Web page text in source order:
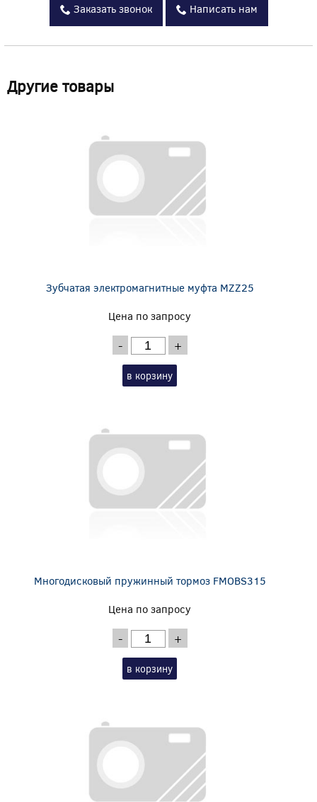
Заказать звонок Написать нам
Другие товары
Зубчатая электромагнитные муфта MZZ25
Цена по запросу
- +
в корзину
Многодисковый пружинный тормоз FMOBS315
Цена по запросу
- +
в корзину